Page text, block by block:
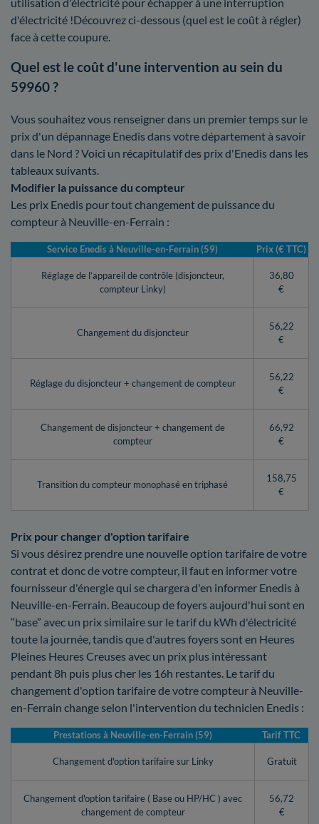
d'électricité !Découvrez ci-dessous (quel est le coût à régler)
face à cette coupure.
Quel est le coût d'une intervention au sein du
59960 ?
Vous souhaitez vous renseigner dans un premier temps sur le
prix d'un dépannage Enedis dans votre département à savoir
dans le Nord ? Voici un récapitulatif des prix d'Enedis dans les
tableaux suivants.
Modifier la puissance du compteur
Les prix Enedis pour tout changement de puissance du
compteur à Neuville-en-Ferrain :
Service Enedis à Neuville-en-Ferrain (59) Prix (€ TTC)
Réglage de l’appareil de contrôle (disjoncteur,
compteur Linky)
36,80
€
Changement du disjoncteur
56,22
€
Réglage du disjoncteur + changement de compteur
56,22
€
Changement de disjoncteur + changement de
compteur
66,92
€
Transition du compteur monophasé en triphasé
158,75
€
Prix pour changer d'option tarifaire
Si vous désirez prendre une nouvelle option tarifaire de votre
contrat et donc de votre compteur, il faut en informer votre
fournisseur d'énergie qui se chargera d'en informer Enedis à
Neuville-en-Ferrain. Beaucoup de foyers aujourd'hui sont en
“base” avec un prix similaire sur le tarif du kWh d'électricité
toute la journée, tandis que d'autres foyers sont en Heures
Pleines Heures Creuses avec un prix plus intéressant
pendant 8h puis plus cher les 16h restantes. Le tarif du
changement d'option tarifaire de votre compteur à Neuville-
en-Ferrain change selon l'intervention du technicien Enedis :
Prestations à Neuville-en-Ferrain (59) Tarif TTC
Changement d'option tarifaire sur Linky Gratuit
Changement d'option tarifaire ( Base ou HP/HC ) avec
changement de compteur
56,72
€